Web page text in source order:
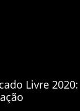
Livre 2020: